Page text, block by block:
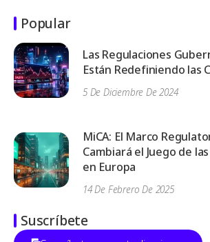
Popular
Las Regulaciones
Están Redefiniendo las
5 De Diciembre De 2024
MiCA: El Marco
Cambiará el Juego de
en Europa
14 De Febrero De 2025
Suscríbete